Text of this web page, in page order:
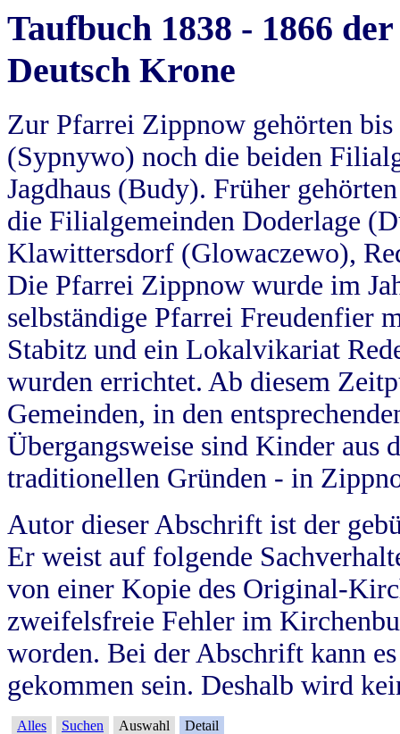
Taufbuch 1838 - 1866
Deutsch Krone
Zur Pfarrei Zippnow gehörten
(Sypnywo) noch die beiden
Jagdhaus (Budy). Früher
die Filialgemeinden Doderlage
Klawittersdorf (Glowaczewo),
Die Pfarrei Zippnow wurde im
selbständige Pfarrei Freudenfier
Stabitz und ein Lokalvikariat
wurden errichtet. Ab diesem
Gemeinden, in den
Übergangsweise sind Kinder aus
traditionellen Gründen - in
Autor dieser Abschrift ist der
Er weist auf folgende
von einer Kopie des Original-
zweifelsfreie Fehler im
worden. Bei der Abschrift kann
gekommen sein. Deshalb wird
Alles Suchen Auswahl Detail